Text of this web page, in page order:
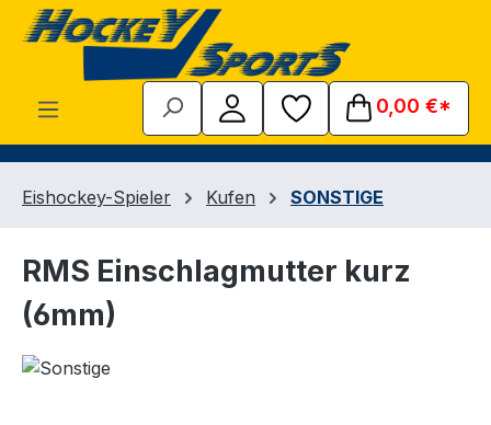
Zum Hauptinhalt springen
0,00 €*
Eishockey-Spieler Kufen SONSTIGE
RMS Einschlagmutter kurz
(6mm)